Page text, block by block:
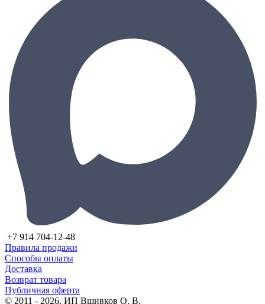
+7 914 704-12-48
Правила продажи
Способы оплаты
Доставка
Возврат товара
Публичная оферта
© 2011 - 2026, ИП Вшивков О. В.